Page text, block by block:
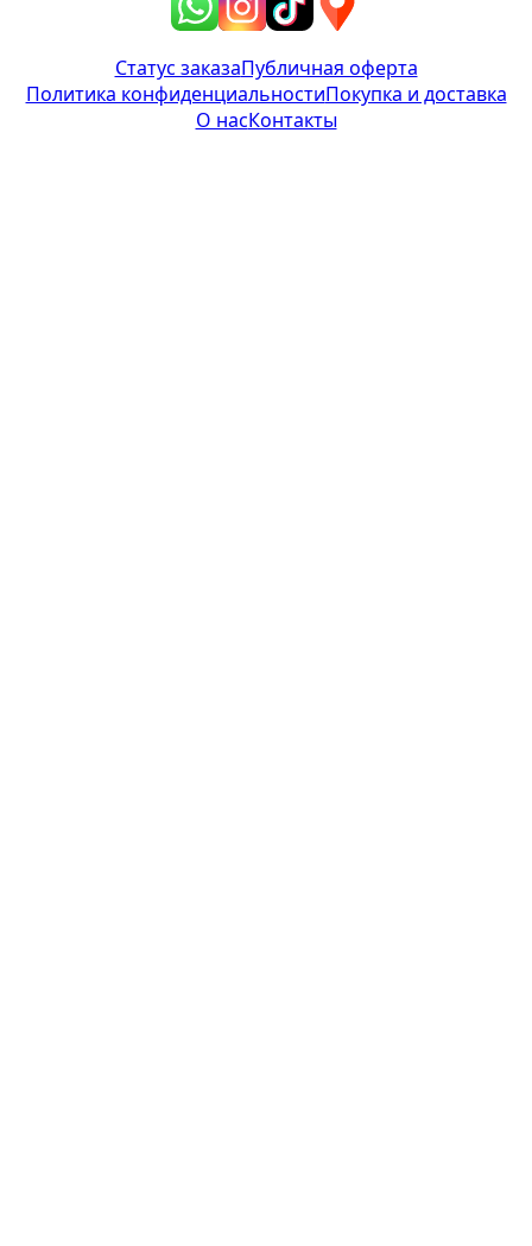
Статус заказаПубличная оферта
Политика конфиденциальностиПокупка и доставка
О насКонтакты